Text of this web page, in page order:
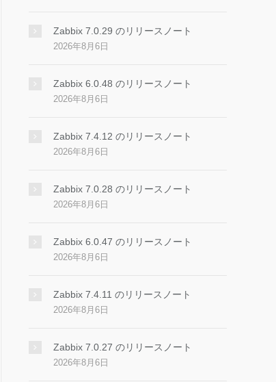
Zabbix 7.0.29 のリリースノート
2026年8月6日
Zabbix 6.0.48 のリリースノート
2026年8月6日
Zabbix 7.4.12 のリリースノート
2026年8月6日
Zabbix 7.0.28 のリリースノート
2026年8月6日
Zabbix 6.0.47 のリリースノート
2026年8月6日
Zabbix 7.4.11 のリリースノート
2026年8月6日
Zabbix 7.0.27 のリリースノート
2026年8月6日